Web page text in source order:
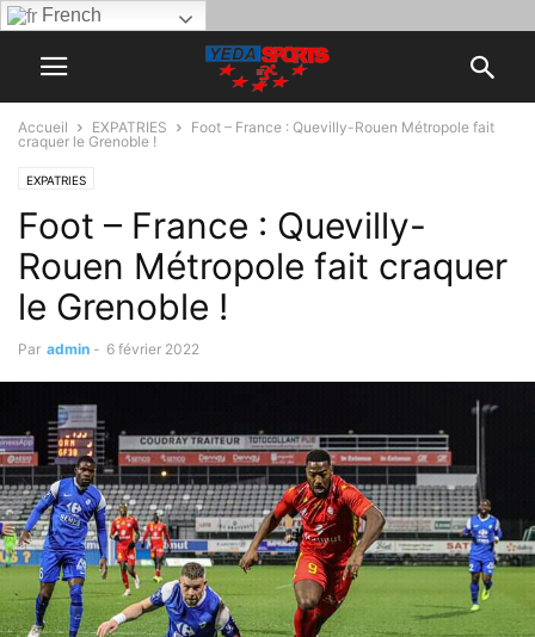
French
Accueil EXPATRIES
Foot – France : Quevilly-Rouen Métropole fait
craquer le Grenoble !
EXPATRIES
Foot – France : Quevilly-
Rouen Métropole fait craquer
le Grenoble !
Par admin - 6 février 2022